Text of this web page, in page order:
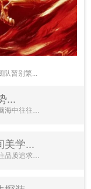
队暂别繁...
...
海中往往浮
美学...
品质追求的